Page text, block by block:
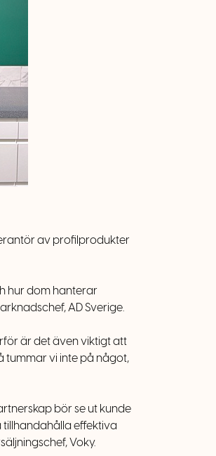
av profilprodukter
hur dom hanterar
AD Sverige.
är det även viktigt att
tummar vi inte på något,
bör se ut kunde
effektiva
Voky.